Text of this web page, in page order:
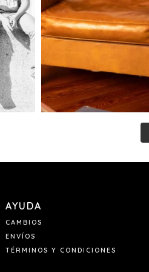
AYUDA
CAMBIOS
ENVÍOS
TÉRMINOS Y CONDICIONES